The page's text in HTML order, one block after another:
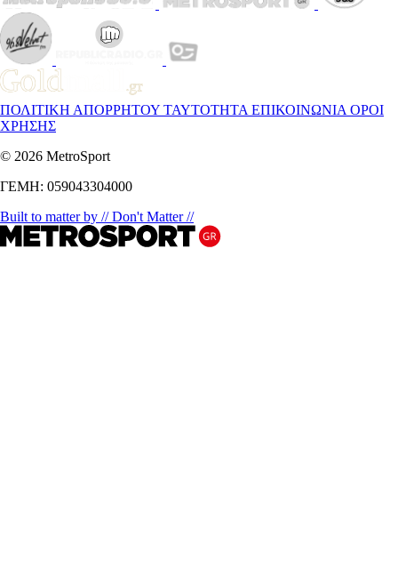
ΠΟΛΙΤΙΚΗ ΑΠΟΡΡΗΤΟΥ ΤΑΥΤΟΤΗΤΑ ΕΠΙΚΟΙΝΩΝΙΑ ΟΡΟΙ
ΧΡΗΣΗΣ
© 2026 MetroSport
ΓΕΜΗ: 059043304000
Built to matter by // Don't Matter //